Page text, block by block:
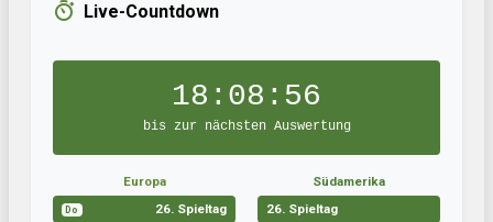
Live-Countdown
18:08:56
bis zur nächsten Auswertung
Europa
Do 26. Spieltag
Südamerika
26. Spieltag